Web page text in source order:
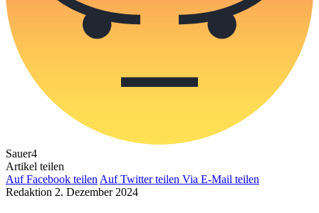
Sauer4
Artikel teilen
Auf Facebook teilen Auf Twitter teilen Via E-Mail teilen
Redaktion 2. Dezember 2024